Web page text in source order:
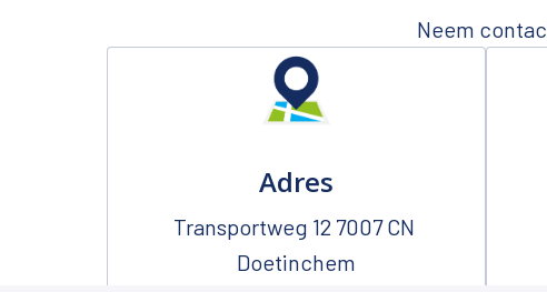
Neem
Adres
Transportweg 12 7007 CN
Doetinchem